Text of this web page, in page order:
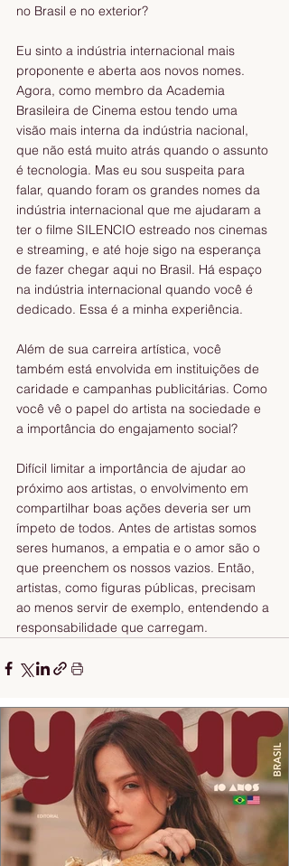
no Brasil e no exterior?
Eu sinto a indústria internacional mais
proponente e aberta aos novos nomes.
Agora, como membro da Academia
Brasileira de Cinema estou tendo uma
visão mais interna da indústria nacional,
que não está muito atrás quando o assunto
é tecnologia. Mas eu sou suspeita para
falar, quando foram os grandes nomes da
indústria internacional que me ajudaram a
ter o filme SILENCIO estreado nos cinemas
e streaming, e até hoje sigo na esperança
de fazer chegar aqui no Brasil. Há espaço
na indústria internacional quando você é
dedicado. Essa é a minha experiência.
Além de sua carreira artística, você
também está envolvida em instituições de
caridade e campanhas publicitárias. Como
você vê o papel do artista na sociedade e
a importância do engajamento social?
Difícil limitar a importância de ajudar ao
próximo aos artistas, o envolvimento em
compartilhar boas ações deveria ser um
ímpeto de todos. Antes de artistas somos
seres humanos, a empatia e o amor são o
que preenchem os nossos vazios. Então,
artistas, como figuras públicas, precisam
ao menos servir de exemplo, entendendo a
responsabilidade que carregam.